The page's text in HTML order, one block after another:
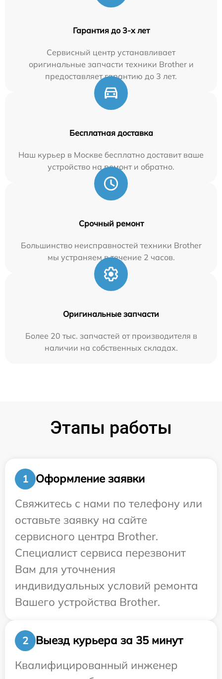
Гарантия до 3-х лет
Сервисный центр устанавливает
оригинальные запчасти техники Brother и
предоставляет гарантию до 3 лет.
Бесплатная доставка
Наш курьер в Москве бесплатно доставит ваше
устройство на ремонт и обратно.
Срочный ремонт
Большинство неисправностей техники Brother
мы устраняем в течение 2 часов.
Оригинальные запчасти
Более 20 тыс. запчастей от производителя в
наличии на собственных складах.
Этапы работы
1
Оформление заявки
Свяжитесь с нами по телефону или
оставьте заявку на сайте
сервисного центра Brother.
Специалист сервиса перезвонит
Вам для уточнения
индивидуальных условий ремонта
Вашего устройства Brother.
2
Выезд курьера за 35 минут
Квалифицированный инженер